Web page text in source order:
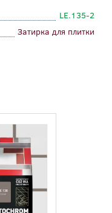
LE.135-2
Затирка для плитки